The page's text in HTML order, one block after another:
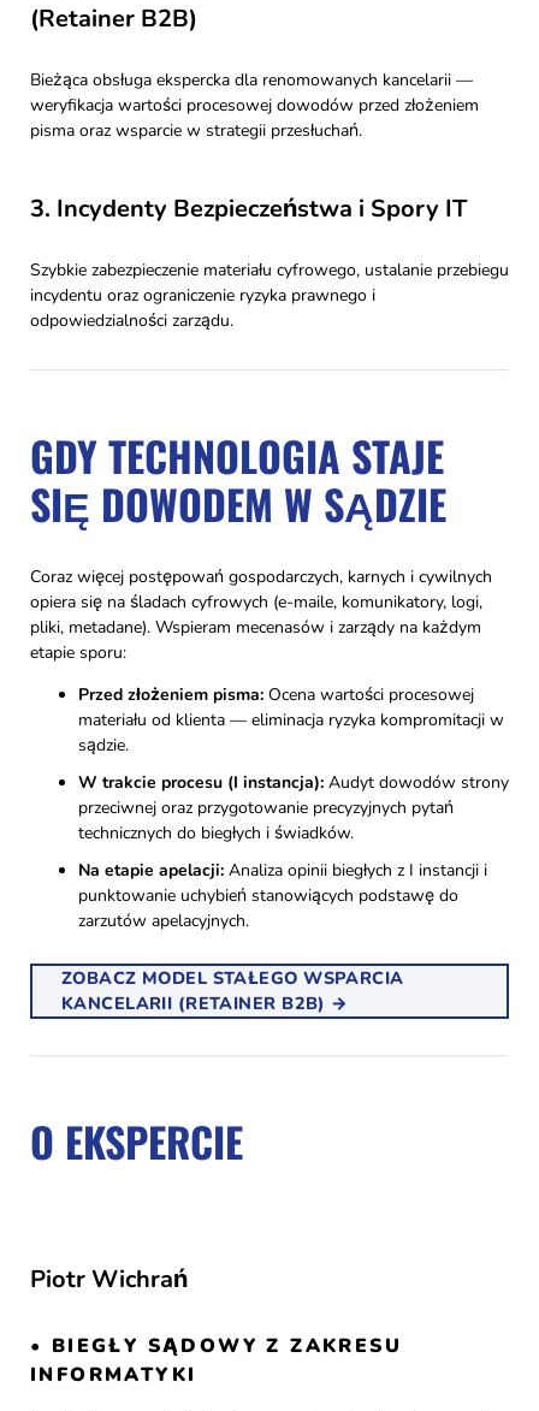
(Retainer B2B)
Bieżąca obsługa ekspercka dla renomowanych kancelarii —
weryfikacja wartości procesowej dowodów przed złożeniem
pisma oraz wsparcie w strategii przesłuchań.
3. Incydenty Bezpieczeństwa i Spory IT
Szybkie zabezpieczenie materiału cyfrowego, ustalanie przebiegu
incydentu oraz ograniczenie ryzyka prawnego i
odpowiedzialności zarządu.
GDY TECHNOLOGIA STAJE
SIĘ DOWODEM W SĄDZIE
Coraz więcej postępowań gospodarczych, karnych i cywilnych
opiera się na śladach cyfrowych (e-maile, komunikatory, logi,
pliki, metadane). Wspieram mecenasów i zarządy na każdym
etapie sporu:
Przed złożeniem pisma: Ocena wartości procesowej
materiału od klienta — eliminacja ryzyka kompromitacji w
sądzie.
W trakcie procesu (I instancja): Audyt dowodów strony
przeciwnej oraz przygotowanie precyzyjnych pytań
technicznych do biegłych i świadków.
Na etapie apelacji: Analiza opinii biegłych z I instancji i
punktowanie uchybień stanowiących podstawę do
zarzutów apelacyjnych.
ZOBACZ MODEL STAŁEGO WSPARCIA
KANCELARII (RETAINER B2B) →
O EKSPERCIE
Piotr Wichrań
• BIEGŁY SĄDOWY Z ZAKRESU
INFORMATYKI